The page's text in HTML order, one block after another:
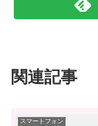
関連記事
スマートフォン